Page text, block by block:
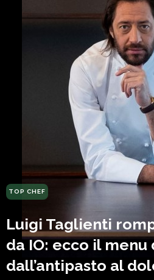
TOP CHEF
Luigi Taglienti
da IO: ecco il menu
dall’antipasto al